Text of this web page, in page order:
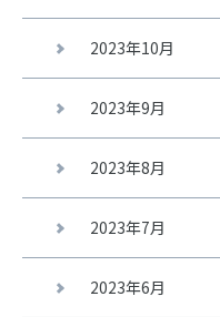
2023年10月
2023年9月
2023年8月
2023年7月
2023年6月